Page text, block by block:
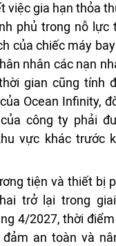
việc gia hạn thỏa
phủ trong nỗ lực
của chiếc máy
nhân các nạn
gian cũng tính
Ocean Infinity,
công ty phải
vực khác trước
tiện và thiết bị
trở lại trong
4/2027, thời
đảm an toàn và